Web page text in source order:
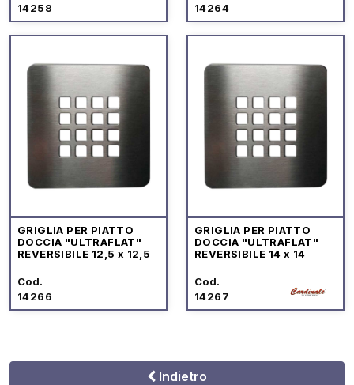
Indietro
14258
14264
GRIGLIA PER PIATTO
DOCCIA "ULTRAFLAT"
REVERSIBILE 12,5 x 12,5
Cod.
14266
GRIGLIA PER PIATTO
DOCCIA "ULTRAFLAT"
REVERSIBILE 14 x 14
Cod.
14267